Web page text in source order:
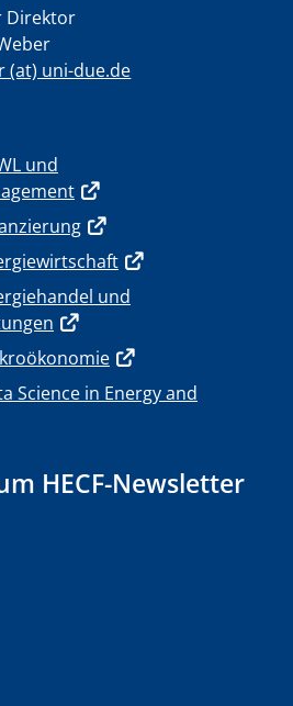
Direktor
(at) uni-due.de
und
und
Science in Energy and
HECF-Newsletter